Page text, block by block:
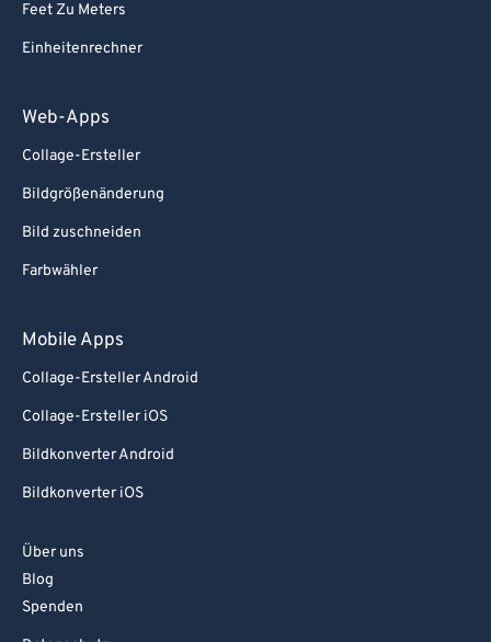
Feet Zu Meters
Einheitenrechner
Web-Apps
Collage-Ersteller
Bildgrößenänderung
Bild zuschneiden
Farbwähler
Mobile Apps
Collage-Ersteller Android
Collage-Ersteller iOS
Bildkonverter Android
Bildkonverter iOS
Über uns
Blog
Spenden